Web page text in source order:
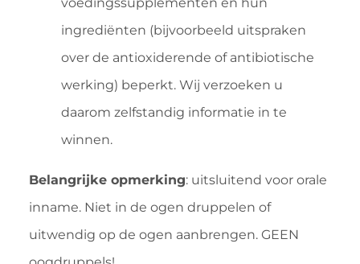
ingrediënten (bijvoorbeeld uitspraken
over de antioxiderende of antibiotische
werking) beperkt. Wij verzoeken u
daarom zelfstandig informatie in te
winnen.
Belangrijke opmerking: uitsluitend voor orale
inname. Niet in de ogen druppelen of
uitwendig op de ogen aanbrengen. GEEN